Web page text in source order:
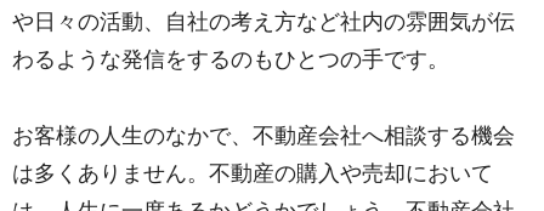
や日々の活動、自社の考え方など社内の雰囲気が伝
わるような発信をするのもひとつの手です。
お客様の人生のなかで、不動産会社へ相談する機会
は多くありません。不動産の購入や売却において